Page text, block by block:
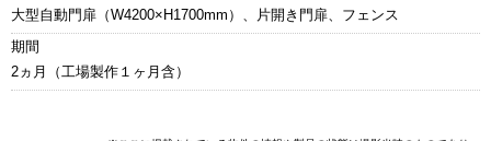
大型自動門扉（W4200×H1700mm）、片開き門扉、フェンス
期間
2ヵ月（工場製作１ヶ月含）